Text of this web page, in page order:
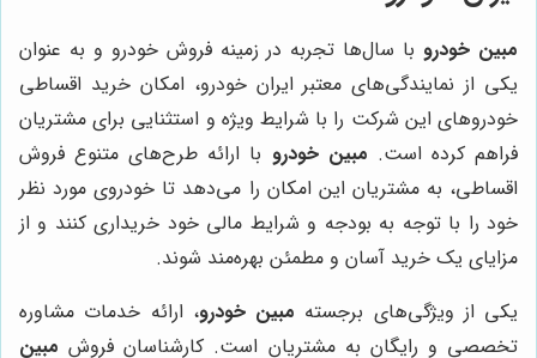
مبین خودروبا سال‌ها تجربه در زمینه فروش خودرو و به عنوان
یکی از نمایندگی‌های معتبر ایران خودرو، امکان خرید اقساطی
خودروهای این شرکت را با شرایط ویژه و استثنایی برای مشتریان
فراهم کرده است. مبین خودرو با ارائه طرح‌های متنوع فروش
اقساطی، به مشتریان این امکان را می‌دهد تا خودروی مورد نظر
خود را با توجه به بودجه و شرایط مالی خود خریداری کنند و از
مزایای یک خرید آسان و مطمئن بهره‌مند شوند.
یکی از ویژگی‌های برجسته مبین خودرو، ارائه خدمات مشاوره
تخصصی و رایگان به مشتریان است. کارشناسان فروش مبین